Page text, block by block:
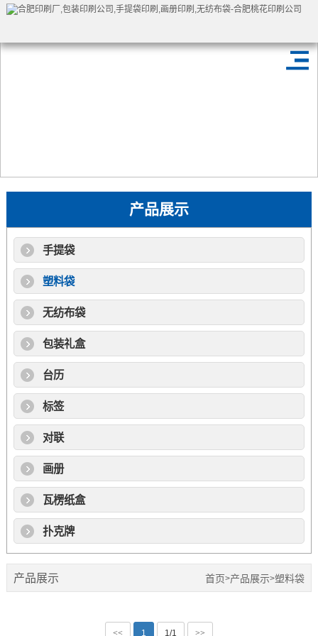
产品展示
手提袋
塑料袋
无纺布袋
包装礼盒
台历
标签
对联
画册
瓦楞纸盒
扑克牌
产品展示 首页>产品展示>塑料袋
<< 1 1/1 >>